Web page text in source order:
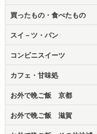
買ったもの・食べたもの
スイ－ツ・パン
コンビニスイーツ
カフェ・甘味処
お外で晩ご飯 京都
お外で晩ご飯 滋賀